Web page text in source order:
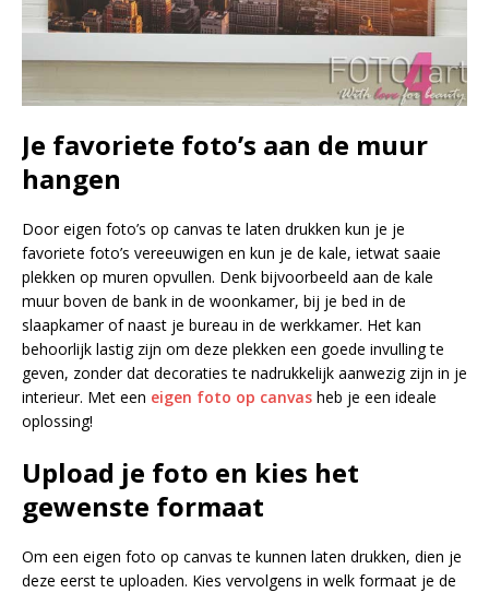
Je favoriete foto’s aan de muur
hangen
Door eigen foto’s op canvas te laten drukken kun je je
favoriete foto’s vereeuwigen en kun je de kale, ietwat saaie
plekken op muren opvullen. Denk bijvoorbeeld aan de kale
muur boven de bank in de woonkamer, bij je bed in de
slaapkamer of naast je bureau in de werkkamer. Het kan
behoorlijk lastig zijn om deze plekken een goede invulling te
geven, zonder dat decoraties te nadrukkelijk aanwezig zijn in je
interieur. Met een eigen foto op canvas heb je een ideale
oplossing!
Upload je foto en kies het
gewenste formaat
Om een eigen foto op canvas te kunnen laten drukken, dien je
deze eerst te uploaden. Kies vervolgens in welk formaat je de